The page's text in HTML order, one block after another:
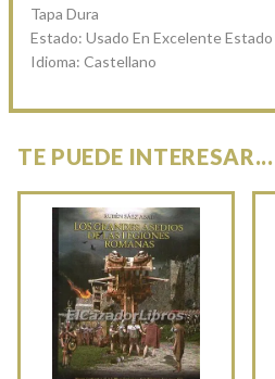
Tapa Dura
Estado: Usado En Excelente Estado
Idioma: Castellano
TE PUEDE INTERESAR...